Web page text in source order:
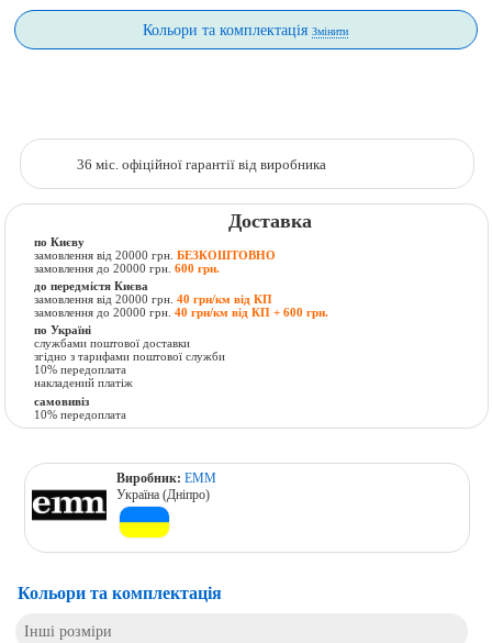
Кольори та комплектаціяЗмінити
36 міс. офіційної гарантії від виробника
Доставка
по Києву
замовлення від 20000 грн.БЕЗКОШТОВНО
замовлення до 20000 грн.600 грн.
до передмістя Києва
замовлення від 20000 грн.40 грн/км від КП
замовлення до 20000 грн.40 грн/км від КП + 600 грн.
по Україні
службами поштової доставки
згідно з тарифами поштової служби
10% передоплата
накладений платіж
самовивіз
10% передоплата
Виробник:ЕММ
Україна (Дніпро)
Кольори та комплектація
Інші розміри